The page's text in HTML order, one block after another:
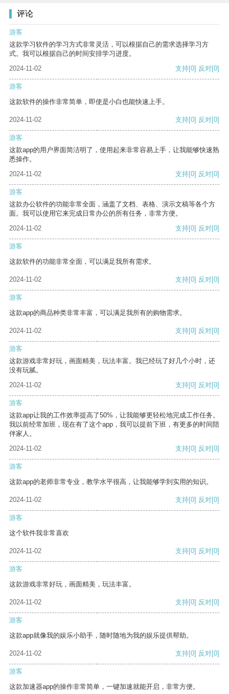
评论
游客
这款学习软件的学习方式非常灵活，可以根据自己的需求选择学习方
式。我可以根据自己的时间安排学习进度。
2024-11-02
支持[0] 反对[0]
游客
这款软件的操作非常简单，即使是小白也能快速上手。
2024-11-02 支持[0] 反对[0]
游客
这款app的用户界面简洁明了，使用起来非常容易上手，让我能够快速熟
悉操作。
2024-11-02
支持[0] 反对[0]
游客
这款办公软件的功能非常全面，涵盖了文档、表格、演示文稿等各个方
面。我可以使用它来完成日常办公的所有任务，非常方便。
2024-11-02
支持[0] 反对[0]
游客
这款软件的功能非常全面，可以满足我所有需求。
2024-11-02 支持[0] 反对[0]
游客
这款app的商品种类非常丰富，可以满足我所有的购物需求。
2024-11-02 支持[0] 反对[0]
游客
这款游戏非常好玩，画面精美，玩法丰富。我已经玩了好几个小时，还
没有玩腻。
2024-11-02
支持[0] 反对[0]
游客
这款app让我的工作效率提高了50%，让我能够更轻松地完成工作任务。
我以前经常加班，现在有了这个app，我可以提前下班，有更多的时间陪
伴家人。
2024-11-02
支持[0] 反对[0]
游客
这款app的老师非常专业，教学水平很高，让我能够学到实用的知识。
2024-11-02 支持[0] 反对[0]
游客
这个软件我非常喜欢
2024-11-02 支持[0] 反对[0]
游客
这款游戏非常好玩，画面精美，玩法丰富。
2024-11-02 支持[0] 反对[0]
游客
这款app就像我的娱乐小助手，随时随地为我的娱乐提供帮助。
2024-11-02 支持[0] 反对[0]
游客
这款加速器app的操作非常简单，一键加速就能开启，非常方便。